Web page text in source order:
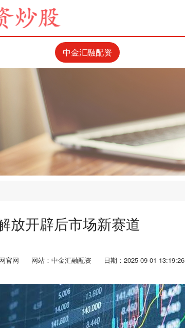
中金汇融配资
放开辟后市场新赛道
官网 网站：中金汇融配资 日期：2025-09-01 13:19:26